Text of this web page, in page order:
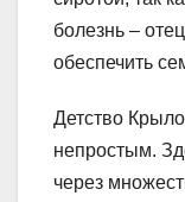
болезнь –
обеспечить
Детство
непростым.
через